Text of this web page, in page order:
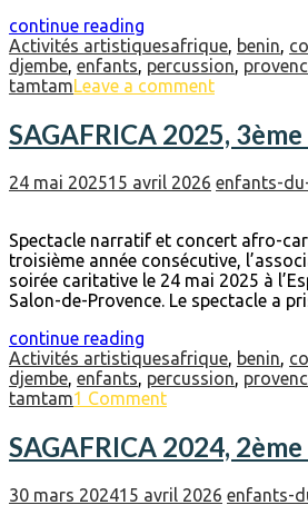
continue reading
Activités artistiquesafrique, benin,
djembe, enfants, percussion,
tamtamLeave a comment
SAGAFRICA 2025,
24 mai 202515 avril 2026 enfants-
Spectacle narratif et concert afro-
troisième année consécutive,
soirée caritative le 24 mai 2025 à
Salon-de-Provence. Le spectacle a
continue reading
Activités artistiquesafrique, benin,
djembe, enfants, percussion,
tamtam1 Comment
SAGAFRICA 2024,
30 mars 202415 avril 2026 enfants-